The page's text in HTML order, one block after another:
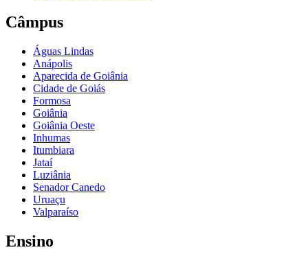
Câmpus
Águas Lindas
Anápolis
Aparecida de Goiânia
Cidade de Goiás
Formosa
Goiânia
Goiânia Oeste
Inhumas
Itumbiara
Jataí
Luziânia
Senador Canedo
Uruaçu
Valparaíso
Ensino